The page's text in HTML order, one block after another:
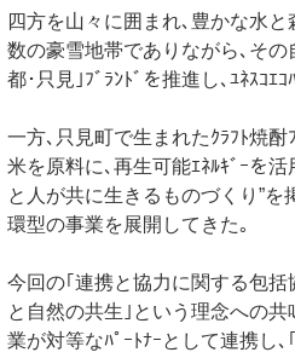
四方を山々に囲まれ､豊かな水
数の豪雪地帯でありながら､そ
都･只見｣ﾌﾞﾗﾝﾄﾞを推進し､ﾕﾈｽｺｴ
一方､只見町で生まれたｸﾗﾌﾄ焼酎
米を原料に､再生可能ｴﾈﾙｷﾞｰを
と人が共に生きるものづくり”
環型の事業を展開してきた｡
今回の｢連携と協力に関する包括
と自然の共生｣という理念への
業が対等なﾊﾟｰﾄﾅｰとして連携し､